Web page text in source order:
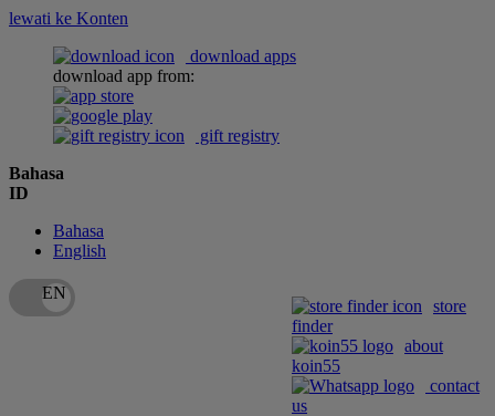
lewati ke Konten
download apps
download app from:
gift registry
Bahasa
ID
Bahasa
English
store
finder
about
koin55
contact
us